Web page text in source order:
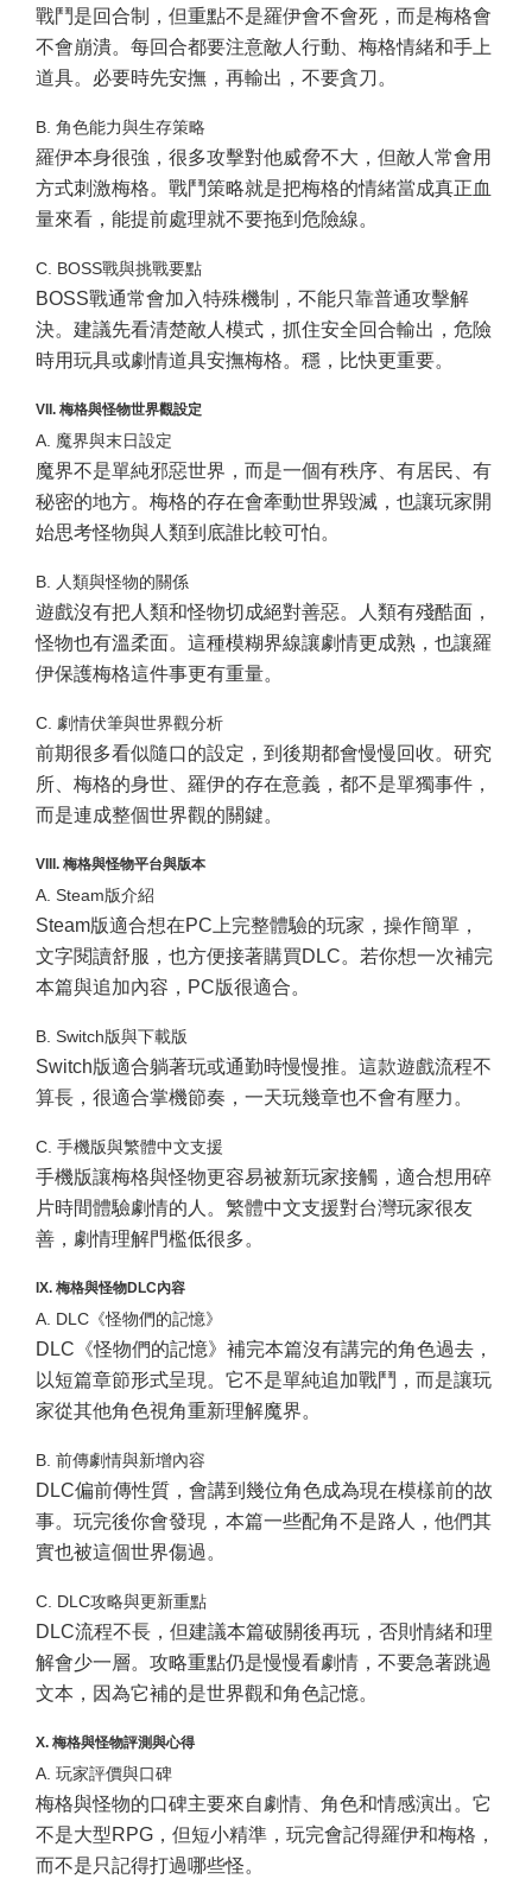
戰鬥是回合制，但重點不是羅伊會不會死，而是梅格會
不會崩潰。每回合都要注意敵人行動、梅格情緒和手上
道具。必要時先安撫，再輸出，不要貪刀。
B. 角色能力與生存策略
羅伊本身很強，很多攻擊對他威脅不大，但敵人常會用
方式刺激梅格。戰鬥策略就是把梅格的情緒當成真正血
量來看，能提前處理就不要拖到危險線。
C. BOSS戰與挑戰要點
BOSS戰通常會加入特殊機制，不能只靠普通攻擊解
決。建議先看清楚敵人模式，抓住安全回合輸出，危險
時用玩具或劇情道具安撫梅格。穩，比快更重要。
VII. 梅格與怪物世界觀設定
A. 魔界與末日設定
魔界不是單純邪惡世界，而是一個有秩序、有居民、有
秘密的地方。梅格的存在會牽動世界毀滅，也讓玩家開
始思考怪物與人類到底誰比較可怕。
B. 人類與怪物的關係
遊戲沒有把人類和怪物切成絕對善惡。人類有殘酷面，
怪物也有溫柔面。這種模糊界線讓劇情更成熟，也讓羅
伊保護梅格這件事更有重量。
C. 劇情伏筆與世界觀分析
前期很多看似隨口的設定，到後期都會慢慢回收。研究
所、梅格的身世、羅伊的存在意義，都不是單獨事件，
而是連成整個世界觀的關鍵。
VIII. 梅格與怪物平台與版本
A. Steam版介紹
Steam版適合想在PC上完整體驗的玩家，操作簡單，
文字閱讀舒服，也方便接著購買DLC。若你想一次補完
本篇與追加內容，PC版很適合。
B. Switch版與下載版
Switch版適合躺著玩或通勤時慢慢推。這款遊戲流程不
算長，很適合掌機節奏，一天玩幾章也不會有壓力。
C. 手機版與繁體中文支援
手機版讓梅格與怪物更容易被新玩家接觸，適合想用碎
片時間體驗劇情的人。繁體中文支援對台灣玩家很友
善，劇情理解門檻低很多。
IX. 梅格與怪物DLC內容
A. DLC《怪物們的記憶》
DLC《怪物們的記憶》補完本篇沒有講完的角色過去，
以短篇章節形式呈現。它不是單純追加戰鬥，而是讓玩
家從其他角色視角重新理解魔界。
B. 前傳劇情與新增內容
DLC偏前傳性質，會講到幾位角色成為現在模樣前的故
事。玩完後你會發現，本篇一些配角不是路人，他們其
實也被這個世界傷過。
C. DLC攻略與更新重點
DLC流程不長，但建議本篇破關後再玩，否則情緒和理
解會少一層。攻略重點仍是慢慢看劇情，不要急著跳過
文本，因為它補的是世界觀和角色記憶。
X. 梅格與怪物評測與心得
A. 玩家評價與口碑
梅格與怪物的口碑主要來自劇情、角色和情感演出。它
不是大型RPG，但短小精準，玩完會記得羅伊和梅格，
而不是只記得打過哪些怪。